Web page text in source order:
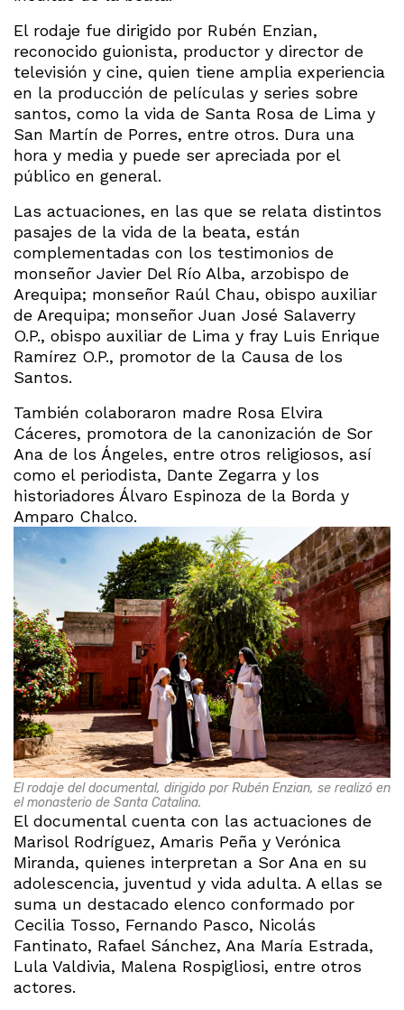
El rodaje fue dirigido por Rubén Enzian,
reconocido guionista, productor y director de
televisión y cine, quien tiene amplia experiencia
en la producción de películas y series sobre
santos, como la vida de Santa Rosa de Lima y
San Martín de Porres, entre otros. Dura una
hora y media y puede ser apreciada por el
público en general.
Las actuaciones, en las que se relata distintos
pasajes de la vida de la beata, están
complementadas con los testimonios de
monseñor Javier Del Río Alba, arzobispo de
Arequipa; monseñor Raúl Chau, obispo auxiliar
de Arequipa; monseñor Juan José Salaverry
O.P., obispo auxiliar de Lima y fray Luis Enrique
Ramírez O.P., promotor de la Causa de los
Santos.
También colaboraron madre Rosa Elvira
Cáceres, promotora de la canonización de Sor
Ana de los Ángeles, entre otros religiosos, así
como el periodista, Dante Zegarra y los
historiadores Álvaro Espinoza de la Borda y
Amparo Chalco.
El rodaje del documental, dirigido por Rubén Enzian, se realizó en
el monasterio de Santa Catalina.
El documental cuenta con las actuaciones de
Marisol Rodríguez, Amaris Peña y Verónica
Miranda, quienes interpretan a Sor Ana en su
adolescencia, juventud y vida adulta. A ellas se
suma un destacado elenco conformado por
Cecilia Tosso, Fernando Pasco, Nicolás
Fantinato, Rafael Sánchez, Ana María Estrada,
Lula Valdivia, Malena Rospigliosi, entre otros
actores.